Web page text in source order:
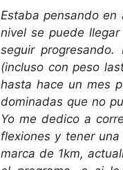
Estaba pensando
nivel se puede
seguir
(incluso con peso
hasta hace un mes
dominadas que no
Yo me dedico a
flexiones y tener
marca de 1km,